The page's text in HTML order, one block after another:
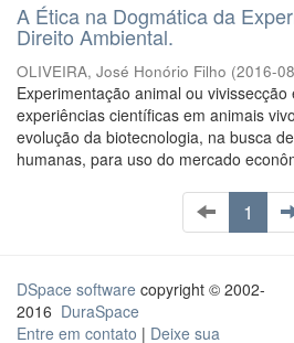
A Ética na Dogmática da
Direito Ambiental.
OLIVEIRA, José Honório Filho (2016-
Experimentação animal ou
experiências científicas em animais
evolução da biotecnologia, na busca
humanas, para uso do mercado
1
DSpace software copyright © 2002-
2016 DuraSpace
Entre em contato | Deixe sua